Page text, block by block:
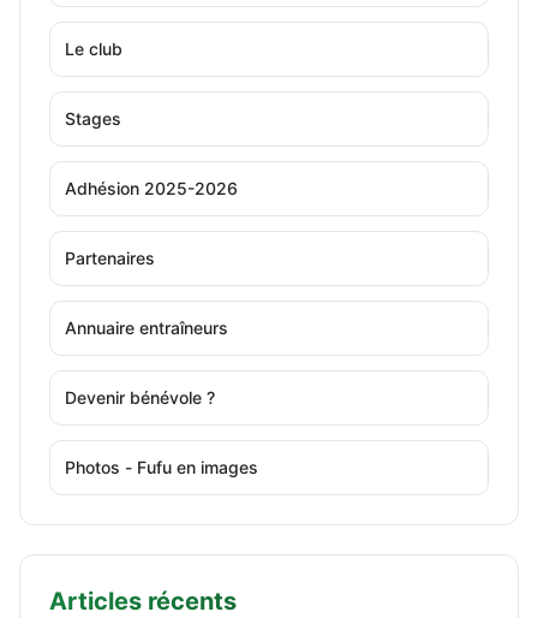
Le club
Stages
Adhésion 2025-2026
Partenaires
Annuaire entraîneurs
Devenir bénévole ?
Photos - Fufu en images
Articles récents